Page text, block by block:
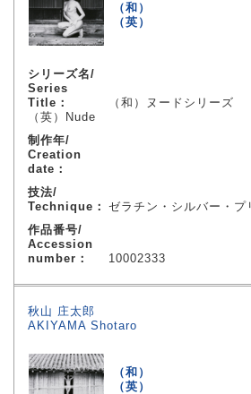
（和）
（英）
シリーズ名/
Series
Title：
（和）ヌードシリーズ
（英）Nude
制作年/
Creation
date：
技法/
Technique： ゼラチン・シルバー・
作品番号/
Accession
number：
10002333
秋山 庄太郎
AKIYAMA Shotaro
（和）
（英）